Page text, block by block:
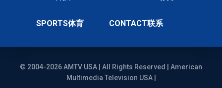
SPORTS体育 CONTACT联系
© 2004-2026 AMTV USA | All Rights Reserved | American
Multimedia Television USA |